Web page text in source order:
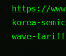
https://
korea-
wave-